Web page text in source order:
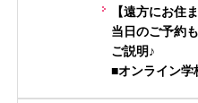
【遠方にお住
当日のご予約
ご説明♪
■オンライン学